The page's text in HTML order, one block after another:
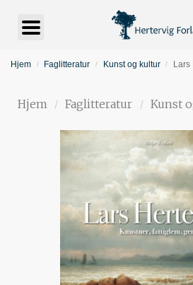
Hjem / Faglitteratur / Kunst og kultur / Lars
Hjem / Faglitteratur / Kunst